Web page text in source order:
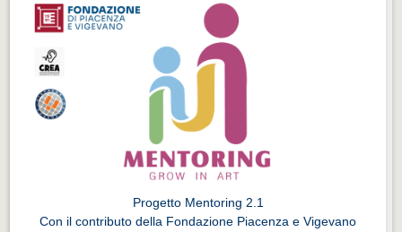
Progetto Mentoring 2.1
Con il contributo della Fondazione Piacenza e Vigevano